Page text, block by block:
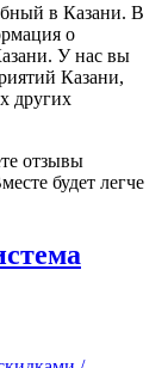
в Казани. В
о
У нас вы
Казани,
других
отзывы
будет легче